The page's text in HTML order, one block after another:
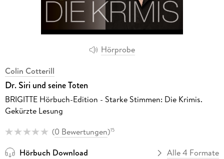
Hörprobe
Colin Cotterill
Dr. Siri und seine Toten
BRIGITTE Hörbuch-Edition - Starke Stimmen: Die Krimis.
Gekürzte Lesung
(0 Bewertungen)15
Hörbuch Download Alle 4 Formate